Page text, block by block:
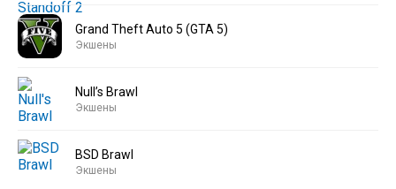
Grand Theft Auto 5 (GTA 5)
Экшены
Null’s Brawl
Экшены
BSD Brawl
Экшены